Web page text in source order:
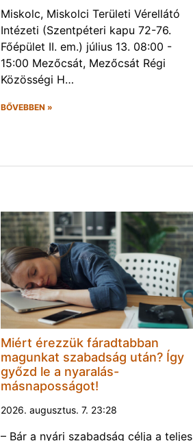
Miskolc, Miskolci Területi Vérellátó
Intézeti (Szentpéteri kapu 72-76.
Főépület II. em.) július 13. 08:00 -
15:00 Mezőcsát, Mezőcsát Régi
Közösségi H…
BŐVEBBEN »
Miért érezzük fáradtabban
magunkat szabadság után? Így
győzd le a nyaralás-
másnaposságot!
2026. augusztus. 7. 23:28
– Bár a nyári szabadság célja a teljes